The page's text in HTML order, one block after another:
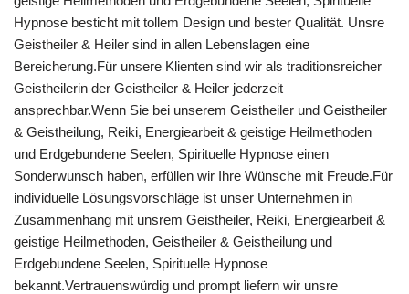
Hypnose besticht mit tollem Design und bester Qualität. Unsre
Geistheiler & Heiler sind in allen Lebenslagen eine
Bereicherung.Für unsere Klienten sind wir als traditionsreicher
Geistheilerin der Geistheiler & Heiler jederzeit
ansprechbar.Wenn Sie bei unserem Geistheiler und Geistheiler
& Geistheilung, Reiki, Energiearbeit & geistige Heilmethoden
und Erdgebundene Seelen, Spirituelle Hypnose einen
Sonderwunsch haben, erfüllen wir Ihre Wünsche mit Freude.Für
individuelle Lösungsvorschläge ist unser Unternehmen in
Zusammenhang mit unsrem Geistheiler, Reiki, Energiearbeit &
geistige Heilmethoden, Geistheiler & Geistheilung und
Erdgebundene Seelen, Spirituelle Hypnose
bekannt.Vertrauenswürdig und prompt liefern wir unsre